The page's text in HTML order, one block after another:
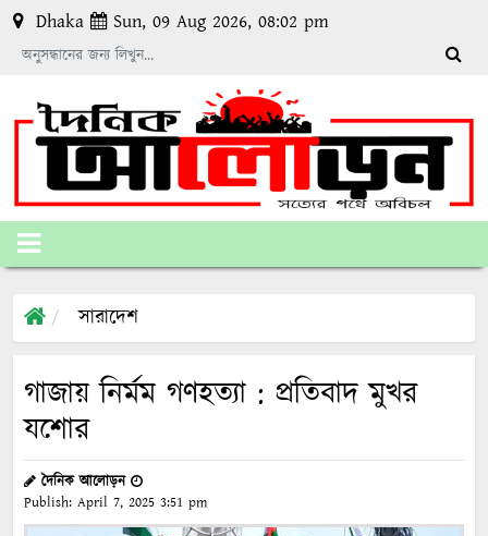
Dhaka Sun, 09 Aug 2026, 08:02 pm
সারাদেশ
গাজায় নির্মম গণহত্যা : প্রতিবাদ মুখর
যশোর
দৈনিক আলোড়ন
Publish: April 7, 2025 3:51 pm